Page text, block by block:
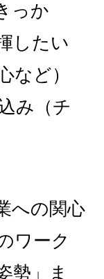
っか
したい
など）
み（チ
への関心
ワーク
勢」ま